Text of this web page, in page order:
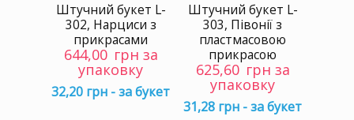
Штучний букет L-
302, Нарциси з
прикрасами
644,00 грн за
упаковку
32,20 грн - за букет
Штучний букет L-
303, Півонії з
пластмасовою
прикрасою
625,60 грн за
упаковку
31,28 грн - за букет